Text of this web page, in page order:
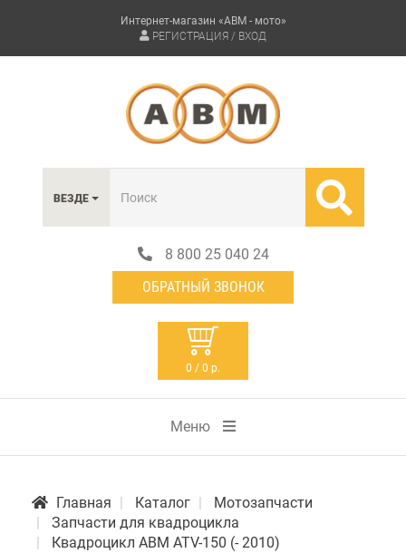
Интернет-магазин «АВМ - мото»
РЕГИСТРАЦИЯ / ВХОД
ВЕЗДЕ
8 800 25 040 24
ОБРАТНЫЙ ЗВОНОК
0 / 0 р.
Меню
Главная Каталог
Мотозапчасти
Запчасти для квадроцикла
Квадроцикл АВМ ATV-150 (- 2010)